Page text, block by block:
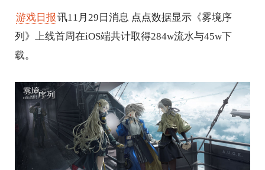
游戏日报讯11月29日消息 点点数据显示《雾境序
列》上线首周在iOS端共计取得284w流水与45w下
载。